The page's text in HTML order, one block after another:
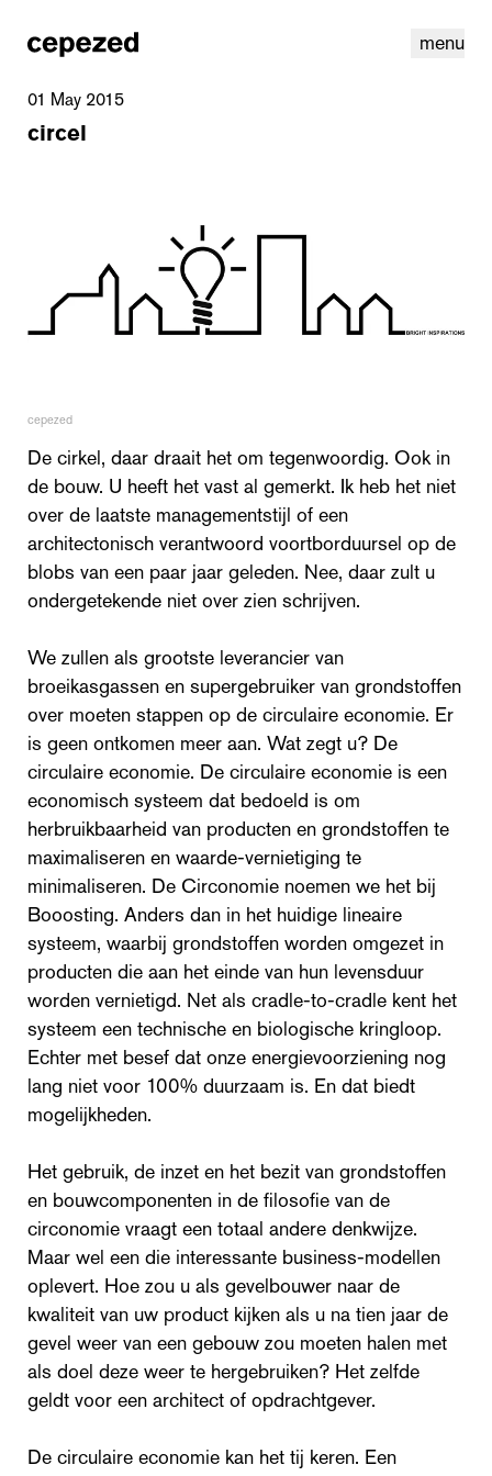
menu
01 May 2015
circel
cepezed
De cirkel, daar draait het om tegenwoordig. Ook in
de bouw. U heeft het vast al gemerkt. Ik heb het niet
over de laatste managementstijl of een
architectonisch verantwoord voortborduursel op de
blobs van een paar jaar geleden. Nee, daar zult u
ondergetekende niet over zien schrijven.
We zullen als grootste leverancier van
broeikasgassen en supergebruiker van grondstoffen
over moeten stappen op de circulaire economie. Er
is geen ontkomen meer aan. Wat zegt u? De
circulaire economie. De circulaire economie is een
economisch systeem dat bedoeld is om
herbruikbaarheid van producten en grondstoffen te
maximaliseren en waarde-vernietiging te
minimaliseren. De Circonomie noemen we het bij
Booosting. Anders dan in het huidige lineaire
systeem, waarbij grondstoffen worden omgezet in
producten die aan het einde van hun levensduur
worden vernietigd. Net als cradle-to-cradle kent het
systeem een technische en biologische kringloop.
Echter met besef dat onze energievoorziening nog
lang niet voor 100% duurzaam is. En dat biedt
mogelijkheden.
Het gebruik, de inzet en het bezit van grondstoffen
en bouwcomponenten in de filosofie van de
circonomie vraagt een totaal andere denkwijze.
Maar wel een die interessante business-modellen
oplevert. Hoe zou u als gevelbouwer naar de
kwaliteit van uw product kijken als u na tien jaar de
gevel weer van een gebouw zou moeten halen met
als doel deze weer te hergebruiken? Het zelfde
geldt voor een architect of opdrachtgever.
De circulaire economie kan het tij keren. Een